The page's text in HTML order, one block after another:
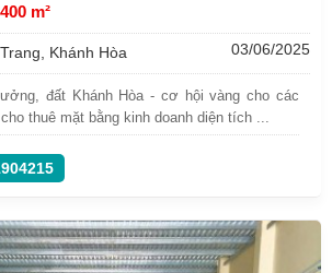
m²
Khánh Hòa 03/06/2025
đất Khánh Hòa - cơ hội vàng cho các
thuê mặt bằng kinh doanh diện tích ...